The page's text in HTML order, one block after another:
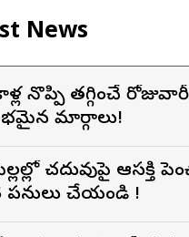
News
నొప్పి తగ్గించే
మార్గాలు!
చదువుపై ఆసక్తి
పనులు చేయండి !